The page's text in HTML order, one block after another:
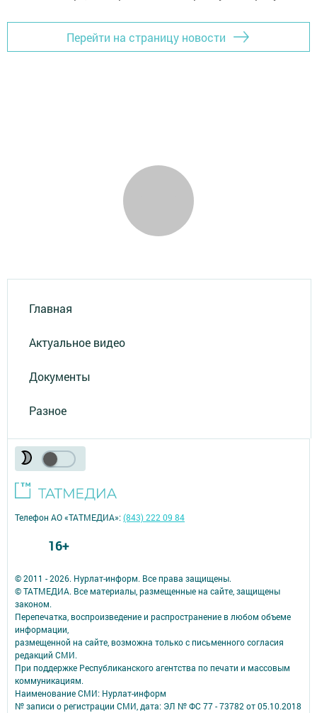
Перейти на страницу новости
Главная
Актуальное видео
Документы
Разное
© 2011 - 2026. Нурлат-⁠информ. Все права защищены.
© ТАТМЕДИА. Все материалы, размещенные на сайте, защищены
законом.
Перепечатка, воспроизведение и распространение в любом объеме
информации,
размещенной на сайте, возможна только с письменного согласия
редакций СМИ.
При поддержке Республиканского агентства по печати и массовым
коммуникациям.
Наименование СМИ: Нурлат-⁠информ
№ записи о регистрации СМИ, дата: ЭЛ № ФС 77 -⁠ 73782 от 05.10.2018
Телефон АО «ТАТМЕДИА»:(843) 222 09 84
16+